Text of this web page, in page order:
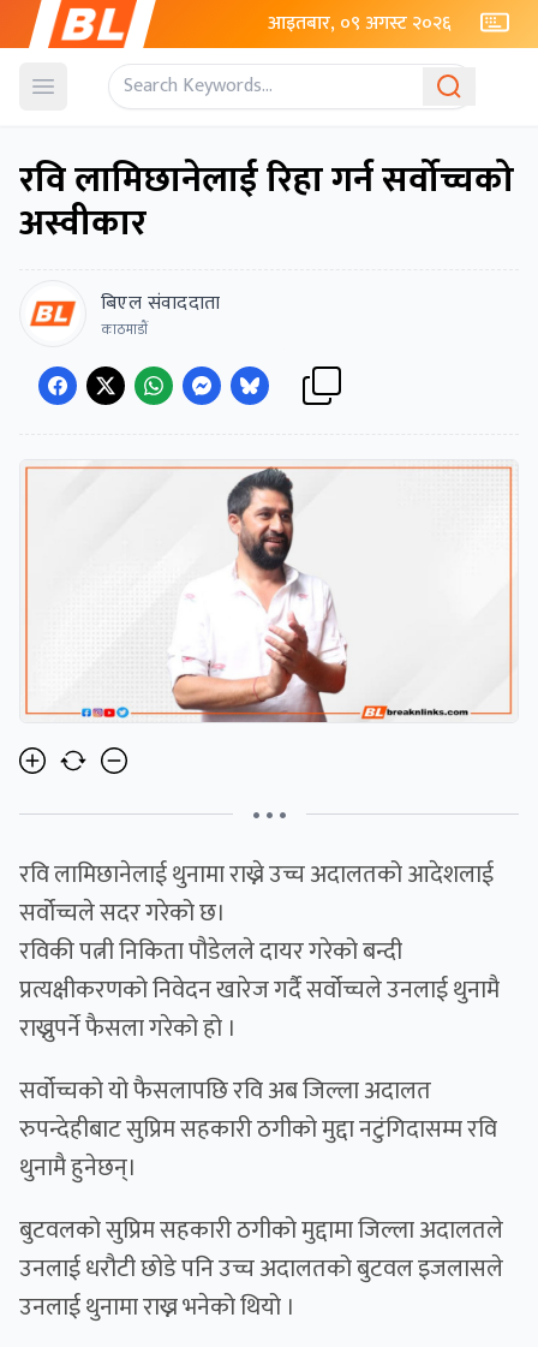
आइतबार, ०९ अगस्ट २०२६
Open menu
रवि लामिछानेलाई रिहा गर्न सर्वोच्चको
अस्वीकार
बिएल संवाददाता
काठमाडाैं
• • •
रवि लामिछानेलाई थुनामा राख्ने उच्च अदालतको आदेशलाई
सर्वोच्चले सदर गरेको छ।
रविकी पत्नी निकिता पौडेलले दायर गरेको बन्दी
प्रत्यक्षीकरणको निवेदन खारेज गर्दै सर्वोच्चले उनलाई थुनामै
राख्नुपर्ने फैसला गरेको हो ।
सर्वोच्चको यो फैसलापछि रवि अब जिल्ला अदालत
रुपन्देहीबाट सुप्रिम सहकारी ठगीको मुद्दा नटुंगिदासम्म रवि
थुनामै हुनेछन्।
बुटवलको सुप्रिम सहकारी ठगीको मुद्दामा जिल्ला अदालतले
उनलाई धरौटी छोडे पनि उच्च अदालतको बुटवल इजलासले
उनलाई थुनामा राख्न भनेको थियो ।